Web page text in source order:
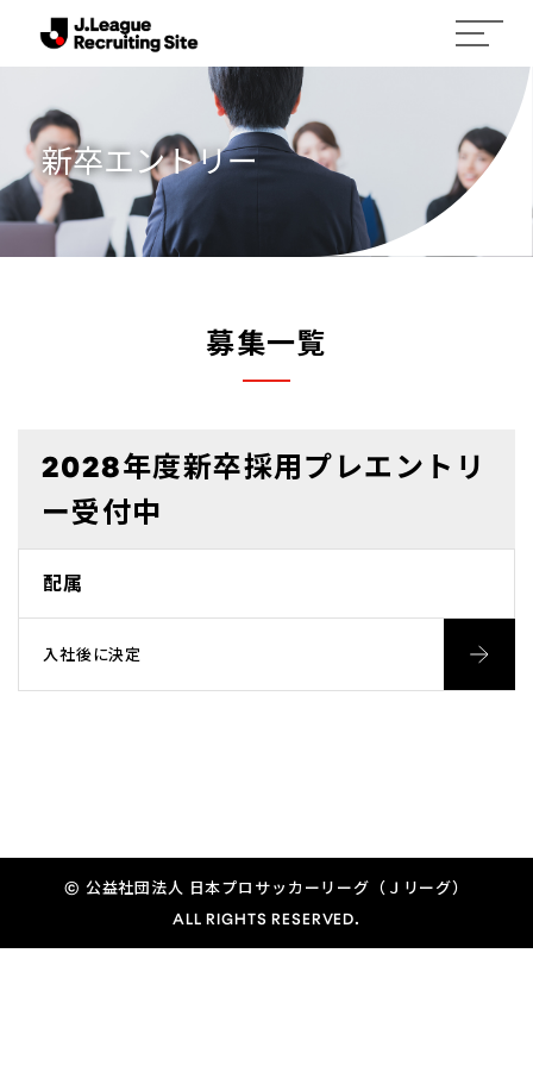
新卒エントリー
募集一覧
2028年度新卒採用プレエントリ
ー受付中
配属
入社後に決定
© 公益社団法人 日本プロサッカーリーグ（Ｊリーグ）
ALL RIGHTS RESERVED.